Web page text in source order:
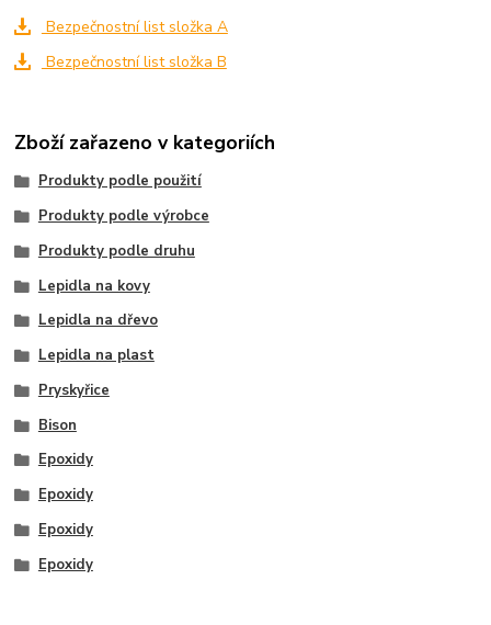
Bezpečnostní list složka A
Bezpečnostní list složka B
Zboží zařazeno v kategoriích
Produkty podle použití
Produkty podle výrobce
Produkty podle druhu
Lepidla na kovy
Lepidla na dřevo
Lepidla na plast
Pryskyřice
Bison
Epoxidy
Epoxidy
Epoxidy
Epoxidy